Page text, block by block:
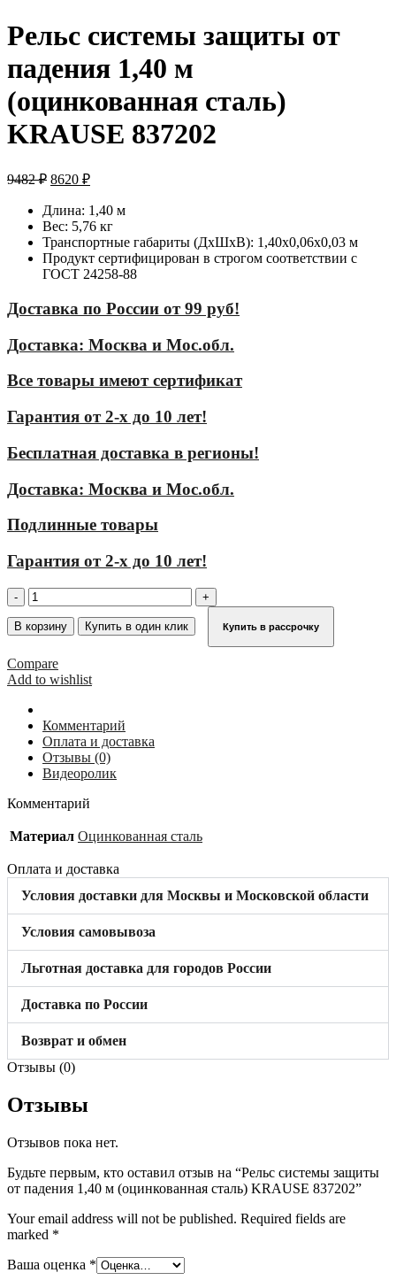
Рельс системы защиты от
падения 1,40 м
(оцинкованная сталь)
KRAUSE 837202
9482₽ 8620 ₽
Длина: 1,40 м
Вес: 5,76 кг
Транспортные габариты (ДхШхВ): 1,40х0,06х0,03 м
Продукт сертифицирован в строгом соответствии с
ГОСТ 24258-88
Доставка по России от 99 руб!
Доставка: Москва и Мос.обл.
Все товары имеют сертификат
Гарантия от 2-х до 10 лет!
Бесплатная доставка в регионы!
Доставка: Москва и Мос.обл.
Подлинные товары
Гарантия от 2-х до 10 лет!
Количество
товара
Рельс
защиты
от
падения
1,40
м
(оцинкованная
сталь)
KRAUSE
837202
В корзину Купить в один клик Купить в рассрочку
Compare
Add to wishlist
Комментарий
Оплата и доставка
Отзывы (0)
Видеоролик
Комментарий
Материал Оцинкованная сталь
Оплата и доставка
Условия доставки для Москвы и Московской области
Условия самовывоза
Льготная доставка для городов России
Доставка по России
Возврат и обмен
Отзывы (0)
Отзывы
Отзывов пока нет.
Будьте первым, кто оставил отзыв на “Рельс системы защиты
от падения 1,40 м (оцинкованная сталь) KRAUSE 837202”
Your email address will not be published. Required fields are
marked *
Ваша оценка *